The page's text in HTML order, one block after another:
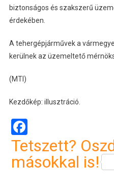
biztonságos és szakszerű
érdekében.
A tehergépjárművek a
kerülnek az üzemeltető
(MTI)
Kezdőkép: illusztráció.
Facebook
Tetszett?
másokkal is!